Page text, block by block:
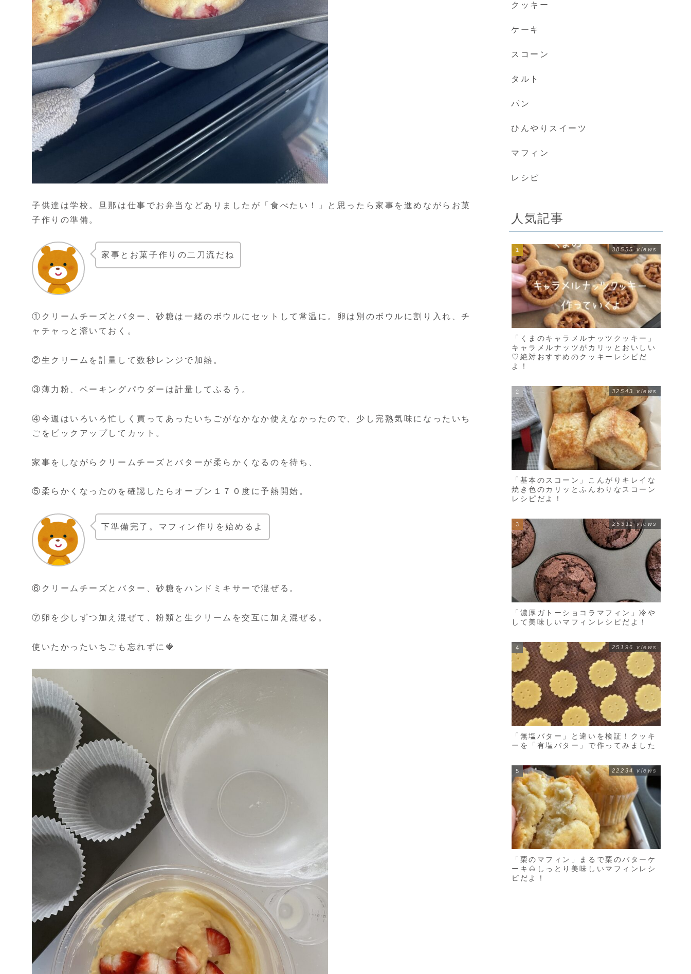
子供達は学校。旦那は仕事でお弁当などありましたが「食べたい！」と思ったら家事を進めながらお菓
子作りの準備。
家事とお菓子作りの二刀流だね
①クリームチーズとバター、砂糖は一緒のボウルにセットして常温に。卵は別のボウルに割り入れ、チ
ャチャっと溶いておく。
②生クリームを計量して数秒レンジで加熱。
③薄力粉、ベーキングパウダーは計量してふるう。
④今週はいろいろ忙しく買ってあったいちごがなかなか使えなかったので、少し完熟気味になったいち
ごをピックアップしてカット。
家事をしながらクリームチーズとバターが柔らかくなるのを待ち、
⑤柔らかくなったのを確認したらオーブン１７０度に予熱開始。
下準備完了。マフィン作りを始めるよ
⑥クリームチーズとバター、砂糖をハンドミキサーで混ぜる。
⑦卵を少しずつ加え混ぜて、粉類と生クリームを交互に加え混ぜる。
使いたかったいちごも忘れずに🍓
クッキー
ケーキ
スコーン
タルト
パン
ひんやりスイーツ
マフィン
レシピ
人気記事
「くまのキャラメルナッツクッキー」
キャラメルナッツがカリッとおいしい
♡絶対おすすめのクッキーレシピだ
よ！
38555 views
「基本のスコーン」こんがりキレイな
焼き色のカリッとふんわりなスコーン
レシピだよ！
32543 views
「濃厚ガトーショコラマフィン」冷や
して美味しいマフィンレシピだよ！
25311 views
「無塩バター」と違いを検証！クッキ
ーを「有塩バター」で作ってみました
25196 views
「栗のマフィン」まるで栗のバターケ
ーキ🌰しっとり美味しいマフィンレシ
ピだよ！
22234 views